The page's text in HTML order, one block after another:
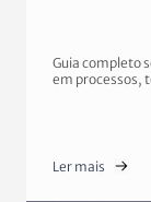
Guia completo
em processos,
Ler mais